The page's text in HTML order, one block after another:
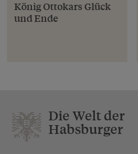
König Ottokars Glück
und Ende
Die Welt der
Habsburger